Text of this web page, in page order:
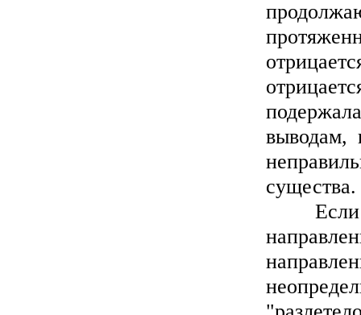
выводам,
существа.
Если